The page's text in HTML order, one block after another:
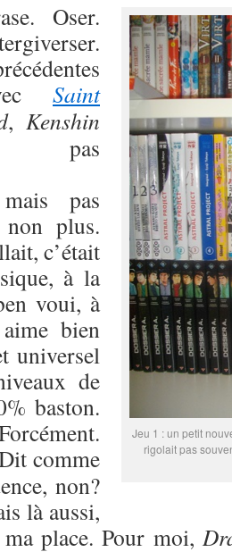
Jeu 1 : un petit
rigolait pas
Oser.
Saint
, Kenshin
pas
mais pas
non plus.
c’était
à la
voui, à
bien
universel
de
baston.
comme
non?
là aussi,
place. Pour moi,